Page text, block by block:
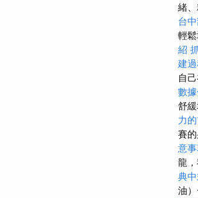
緒
台
輕
紹
建
自
數
舒
力
賽
意
龍
典
油